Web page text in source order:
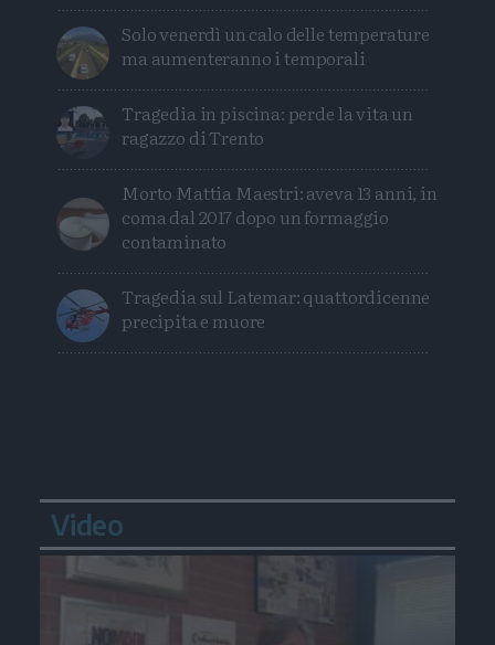
Solo venerdì un calo delle temperature
ma aumenteranno i temporali
Tragedia in piscina: perde la vita un
ragazzo di Trento
Morto Mattia Maestri: aveva 13 anni, in
coma dal 2017 dopo un formaggio
contaminato
Tragedia sul Latemar: quattordicenne
precipita e muore
Video